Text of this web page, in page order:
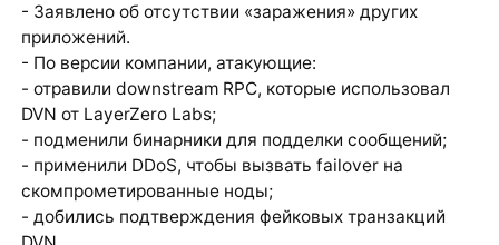
- Заявлено об отсутствии «заражения» других
приложений.
- По версии компании, атакующие:
- отравили downstream RPC, которые использовал
DVN от LayerZero Labs;
- подменили бинарники для подделки сообщений;
- применили DDoS, чтобы вызвать failover на
скомпрометированные ноды;
- добились подтверждения фейковых транзакций